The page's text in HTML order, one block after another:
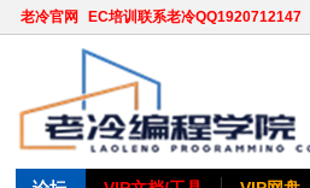
老冷官网 EC培训联系老冷QQ1920712147